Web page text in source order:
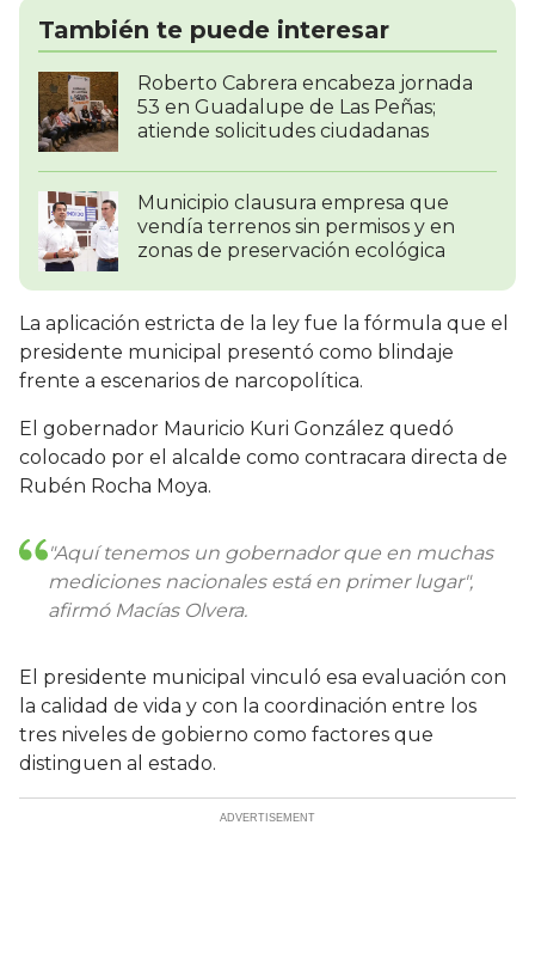
También te puede interesar
Roberto Cabrera encabeza jornada
53 en Guadalupe de Las Peñas;
atiende solicitudes ciudadanas
Municipio clausura empresa que
vendía terrenos sin permisos y en
zonas de preservación ecológica
La aplicación estricta de la ley fue la fórmula que el
presidente municipal presentó como blindaje
frente a escenarios de narcopolítica.
El gobernador Mauricio Kuri González quedó
colocado por el alcalde como contracara directa de
Rubén Rocha Moya.
"Aquí tenemos un gobernador que en muchas
mediciones nacionales está en primer lugar",
afirmó Macías Olvera.
El presidente municipal vinculó esa evaluación con
la calidad de vida y con la coordinación entre los
tres niveles de gobierno como factores que
distinguen al estado.